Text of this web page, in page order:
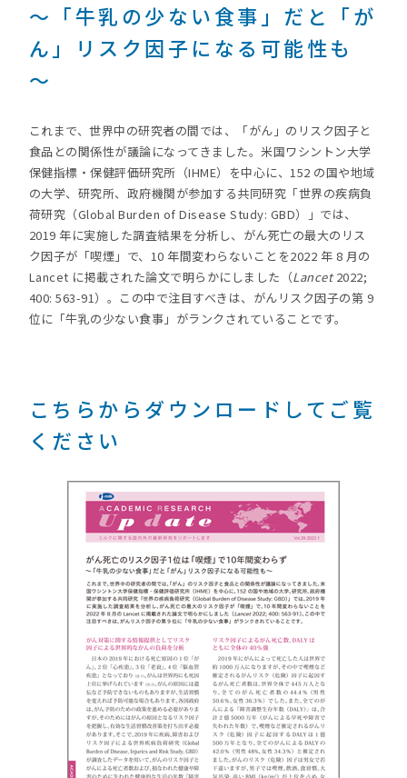
～「牛乳の少ない食事」だと「が
ん」リスク因子になる可能性も
～
これまで、世界中の研究者の間では、「がん」のリスク因子と
食品との関係性が議論になってきました。米国ワシントン大学
保健指標・保健評価研究所（IHME）を中心に、152 の国や地域
の大学、研究所、政府機関が参加する共同研究「世界の疾病負
荷研究（Global Burden of Disease Study: GBD）」では、
2019 年に実施した調査結果を分析し、がん死亡の最大のリス
ク因子が「喫煙」で、10 年間変わらないことを2022 年 8 月の
Lancet に掲載された論文で明らかにしました（Lancet2022;
400: 563-91）。この中で注目すべきは、がんリスク因子の第 9
位に「牛乳の少ない食事」がランクされていることです。
こちらからダウンロードしてご覧
ください